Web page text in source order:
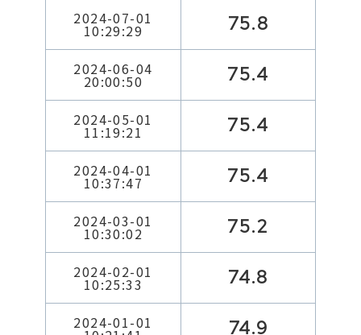
2024-07-01
10:29:29 75.8
2024-06-04
20:00:50 75.4
2024-05-01
11:19:21 75.4
2024-04-01
10:37:47 75.4
2024-03-01
10:30:02 75.2
2024-02-01
10:25:33 74.8
2024-01-01 74.9